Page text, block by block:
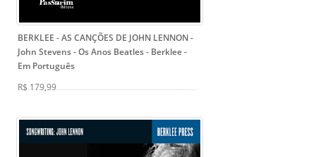
BERKLEE - AS CANÇÕES DE JOHN LENNON -
John Stevens- Os Anos Beatles - Berklee -
Em Português
R$ 179,99